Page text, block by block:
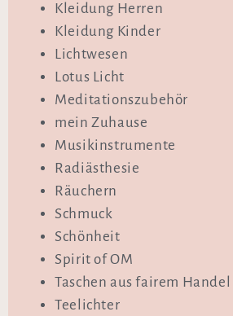
Kleidung Herren
Kleidung Kinder
Lichtwesen
Lotus Licht
Meditationszubehör
mein Zuhause
Musikinstrumente
Radiästhesie
Räuchern
Schmuck
Schönheit
Spirit of OM
Taschen aus fairem Handel
Teelichter